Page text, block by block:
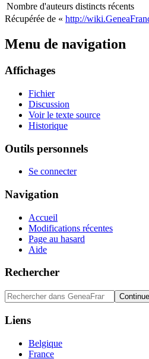
Nombre d'auteurs distincts récents
Récupérée de « http://
Menu de navigation
Affichages
Fichier
Discussion
Voir le texte source
Historique
Outils personnels
Se connecter
Navigation
Accueil
Modifications récentes
Page au hasard
Aide
Rechercher
Liens
Belgique
France